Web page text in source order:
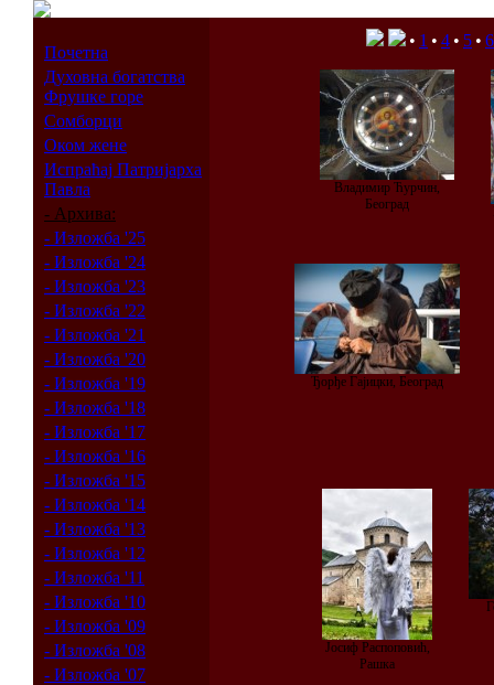
Почетна
Духовна богатства
Фрушке горе
Сомборци
Оком жене
Испраћај Патријарха
Павла
- Архива:
- Изложба '25
- Изложба '24
- Изложба '23
- Изложба '22
- Изложба '21
- Изложба '20
- Изложба '19
- Изложба '18
- Изложба '17
- Изложба '16
- Изложба '15
- Изложба '14
- Изложба '13
- Изложба '12
- Изложба '11
- Изложба '10
- Изложба '09
- Изложба '08
- Изложба '07
• 1 • 4 • 5 • 6
Владимир Ћурчин,
Београд
Ђорђе Гајицки, Београд
Јосиф Распоповић,
Рашка